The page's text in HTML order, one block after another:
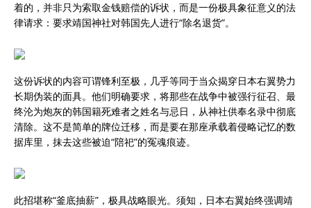
着的，并非只为索取金钱赔偿的诉状，而是一份极具象征意义的法
律请求：要求靖国神社对韩国先人进行“除名退货”。
这份诉状的内容可谓锋利至极，几乎等同于当众揭穿日本右翼势力
长期伪装的面具。他们明确要求，将那些在战争中被强行征召、最
终沦为炮灰的韩国籍死难者之姓名与忌日，从神社供奉名录中彻底
清除。这不是简单的牌位迁移，而是要在那座承载着侵略记忆的数
据库里，抹去这些被迫“陪祀”的冤魂痕迹。
此招堪称“釜底抽薪”，极具战略眼光。须知，日本右翼始终强调靖